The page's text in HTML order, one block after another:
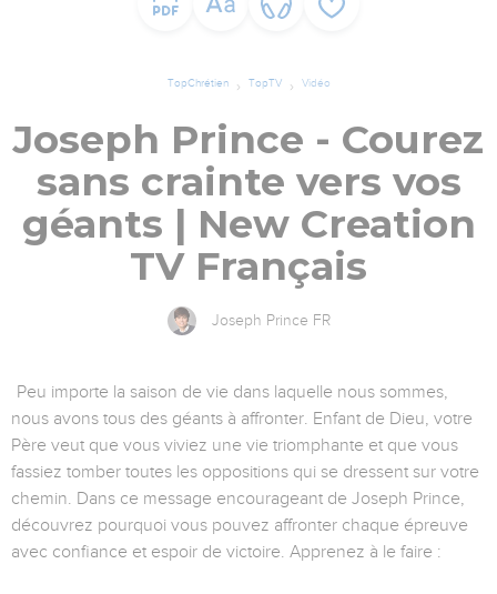
TopChrétien TopTV Vidéo
Joseph Prince - Courez
sans crainte vers vos
géants | New Creation
TV Français
Joseph Prince FR
Peu importe la saison de vie dans laquelle nous sommes,
nous avons tous des géants à affronter. Enfant de Dieu, votre
Père veut que vous viviez une vie triomphante et que vous
fassiez tomber toutes les oppositions qui se dressent sur votre
chemin. Dans ce message encourageant de Joseph Prince,
découvrez pourquoi vous pouvez affronter chaque épreuve
avec confiance et espoir de victoire. Apprenez à le faire :